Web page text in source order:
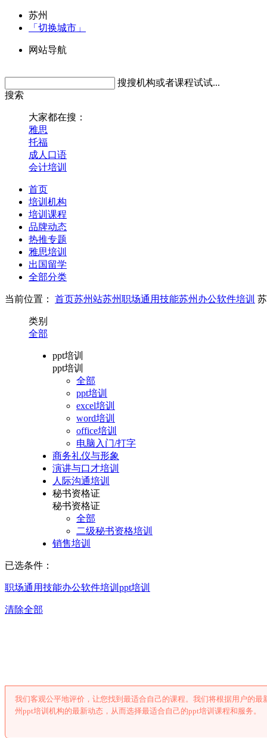
苏州
「切换城市」
网站导航
搜搜机构或者课程试试...
搜索
大家都在搜：
雅思
托福
成人口语
会计培训
首页
培训机构
培训课程
品牌动态
热推专题
雅思培训
出国留学
全部分类
当前位置： 首页苏州站苏州职场通用技能苏州办公软件培训
类别
全部
ppt培训
ppt培训
全部
ppt培训
excel培训
word培训
office培训
电脑入门/打字
商务礼仪与形象
演讲与口才培训
人际沟通培训
秘书资格证
秘书资格证
全部
二级秘书资格培训
销售培训
已选条件：
职场通用技能办公软件培训 ppt培训
清除全部
我们客观公平地评价，让您找到最适合自己的课程。我们将根据用户的
州ppt培训机构的最新动态，从而选择最适合自己的ppt培训课程和服务。